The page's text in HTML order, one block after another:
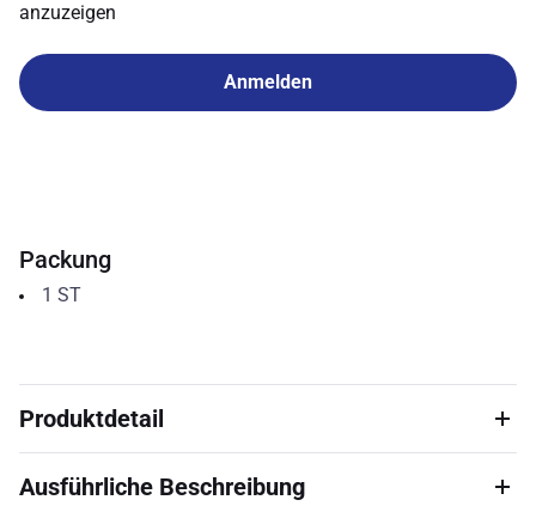
anzuzeigen
Anmelden
Packung
1 ST
Produktdetail
Ausführliche Beschreibung